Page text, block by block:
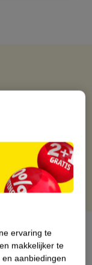
ervaring te
makkelijker te
aanbiedingen